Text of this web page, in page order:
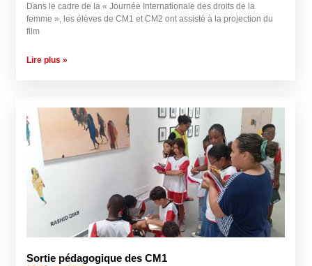
Dans le cadre de la « Journée Internationale des droits de la
femme », les élèves de CM1 et CM2 ont assisté à la projection du
film
Lire plus »
Sortie pédagogique des CM1